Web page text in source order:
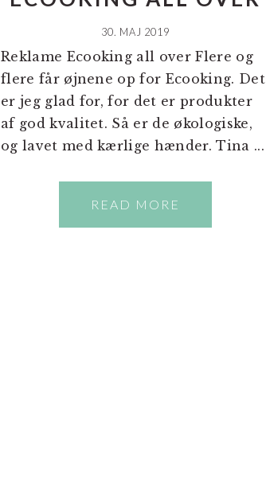
30. MAJ 2019
Reklame Ecooking all over Flere og
flere får øjnene op for Ecooking. Det
er jeg glad for, for det er produkter
af god kvalitet. Så er de økologiske,
og lavet med kærlige hænder. Tina ...
READ MORE